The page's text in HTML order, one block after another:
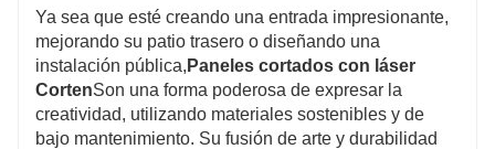
Ya sea que esté creando una entrada impresionante,
mejorando su patio trasero o diseñando una
instalación pública, Paneles cortados con láser
CortenSon una forma poderosa de expresar la
creatividad, utilizando materiales sostenibles y de
bajo mantenimiento. Su fusión de arte y durabilidad